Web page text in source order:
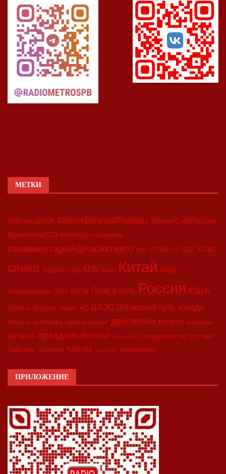
МЕТКИ
#20съездКПК #80летВеликойПобеды #ВизитСиВРоссию
#Двесессии2023 #Петербургскийдневник
#комментарий@radiometro CIIE COVID-19 G20 АТЭС
БРИКС Бодрое утро КПК Кино Китай МИД
Минкоммерции ООН ПМЭФ Пояс и путь Россия США
Тайвань Форум Харбин ЧС ШОС Шёлковый путь азиада
встреча выставка гала-концерт двесессии космос медицина
музыка праздник весны синьцзян сотрудничество спутник
тайвань торговля туризм экология экономика
ПРИЛОЖЕНИЕ